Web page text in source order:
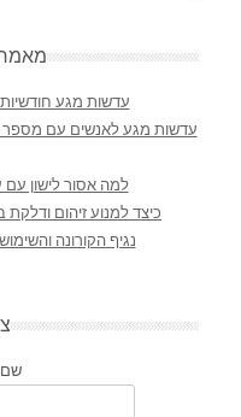
עדשות מגע
עדשות מגע לאנשים עם מספר
למה אסור לישון
כיצד למנוע זיהום
נגיף הקורונה
שם